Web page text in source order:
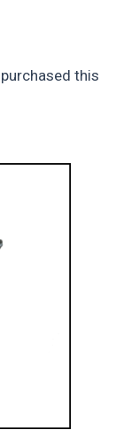
this